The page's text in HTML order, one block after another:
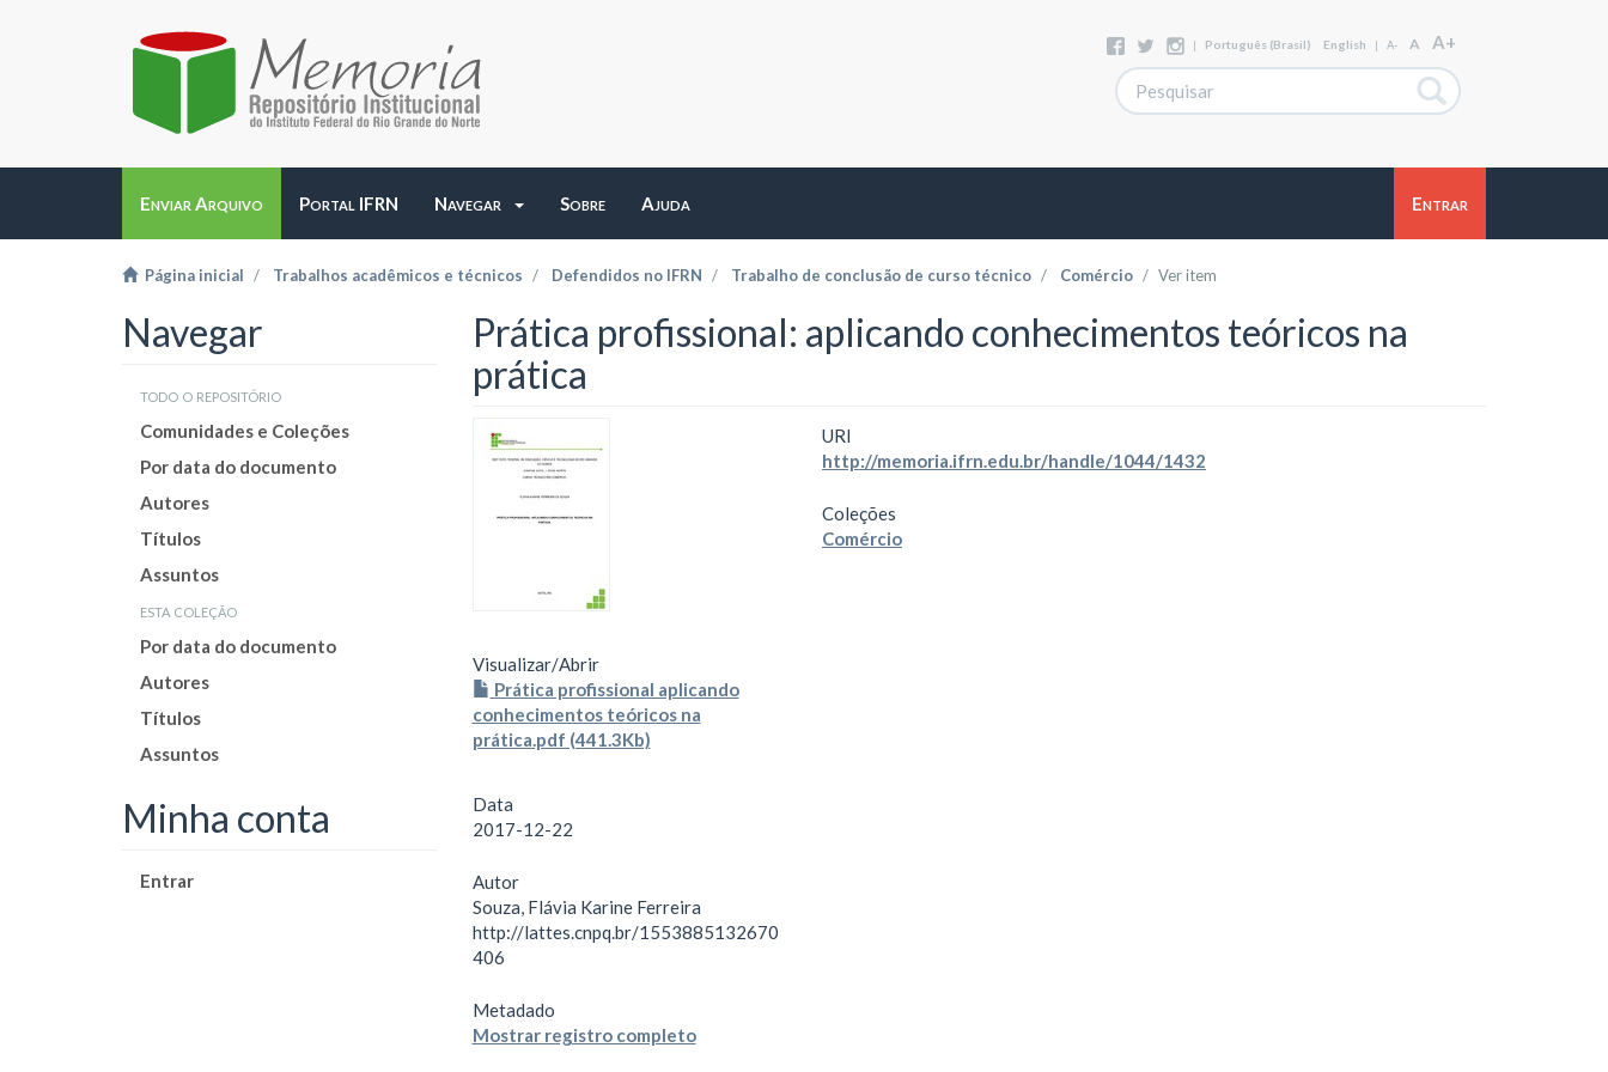
| Português (Brasil) English | A- A A+
Enviar Arquivo Portal IFRN Navegar Sobre Ajuda Entrar
Página inicial Trabalhos acadêmicos e técnicos Defendidos no IFRN Trabalho de conclusão de curso técnico Comércio Ver item
Navegar
todo o repositório
Comunidades e Coleções
Por data do documento
Autores
Títulos
Assuntos
esta coleção
Por data do documento
Autores
Títulos
Assuntos
Minha conta
Entrar
Prática profissional: aplicando conhecimentos teóricos na
prática
Visualizar/Abrir
Prática profissional aplicando
conhecimentos teóricos na
prática.pdf (441.3Kb)
Data
2017-12-22
Autor
Souza, Flávia Karine Ferreira
http://lattes.cnpq.br/1553885132670
406
Metadado
Mostrar registro completo
URI
http://memoria.ifrn.edu.br/handle/1044/1432
Coleções
Comércio